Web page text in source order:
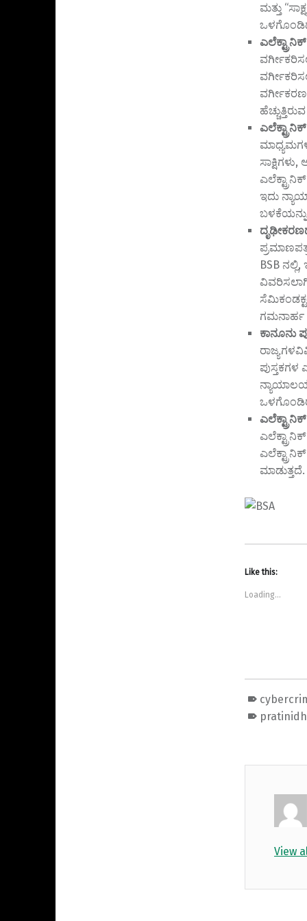
ಮತ್ತು
ಮಾಧ್ಯಮಗಳ
ಇದು
BSB
ಗಮನಾರ್ಹ
ಕಾನೂನು
ಮಾಡುತ್ತದೆ.
Like this:
Loading...
View
Skip back to main navigation